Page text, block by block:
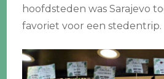
hoofdsteden was Sarajevo
favoriet voor een stedentrip.